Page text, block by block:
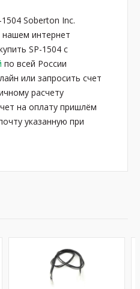
Soberton Inc.
нашем интернет
SP-1504 с
по всей России
или запросить счет
расчету
на оплату пришлём
указанную при